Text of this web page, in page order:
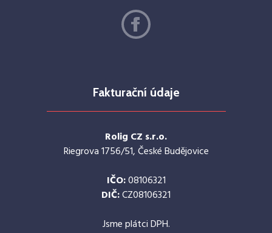
Fakturační údaje
Rolig CZ s.r.o.
Riegrova 1756/51, České Budějovice
IČO:08106321
DIČ:CZ08106321
Jsme plátci DPH.